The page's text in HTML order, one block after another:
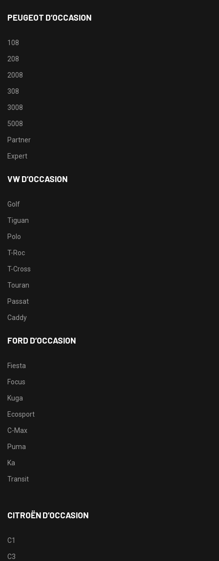
PEUGEOT D’OCCASION
108
208
2008
308
3008
5008
Partner
Expert
VW D’OCCASION
Golf
Tiguan
Polo
T-Roc
T-Cross
Touran
Passat
Caddy
FORD D’OCCASION
Fiesta
Focus
Kuga
Ecosport
C-Max
Puma
Ka
Transit
CITROËN D’OCCASION
C1
C3